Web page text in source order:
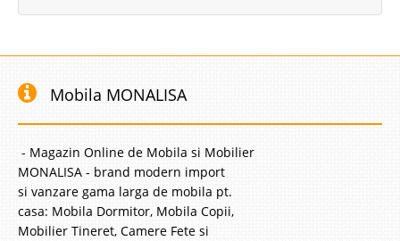
Mobila MONALISA
- Magazin Online de Mobila si Mobilier
MONALISA - brand modern import
si vanzare gama larga de mobila pt.
casa: Mobila Dormitor, Mobila Copii,
Mobilier Tineret, Camere Fete si